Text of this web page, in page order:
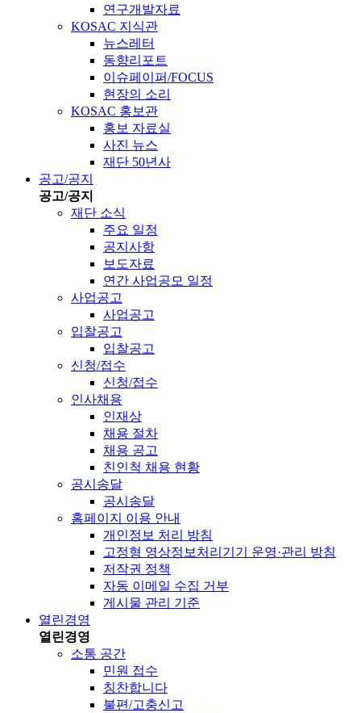
연구개발자료
KOSAC 지식관
뉴스레터
동향리포트
이슈페이퍼/FOCUS
현장의 소리
KOSAC 홍보관
홍보 자료실
사진 뉴스
재단 50년사
공고/공지
공고/공지
재단 소식
주요 일정
공지사항
보도자료
연간 사업공모 일정
사업공고
사업공고
입찰공고
입찰공고
신청/접수
신청/접수
인사채용
인재상
채용 절차
채용 공고
친인척 채용 현황
공시송달
공시송달
홈페이지 이용 안내
개인정보 처리 방침
고정형 영상정보처리기기 운영·관리 방침
저작권 정책
자동 이메일 수집 거부
게시물 관리 기준
열린경영
열린경영
소통 공간
민원 접수
칭찬합니다
불편/고충신고